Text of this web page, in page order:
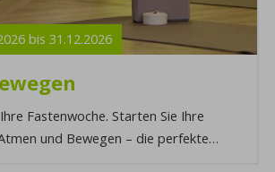
bis31.12.2026
Fastenwoche. Starten Sie Ihre
und Bewegen – die perfekte